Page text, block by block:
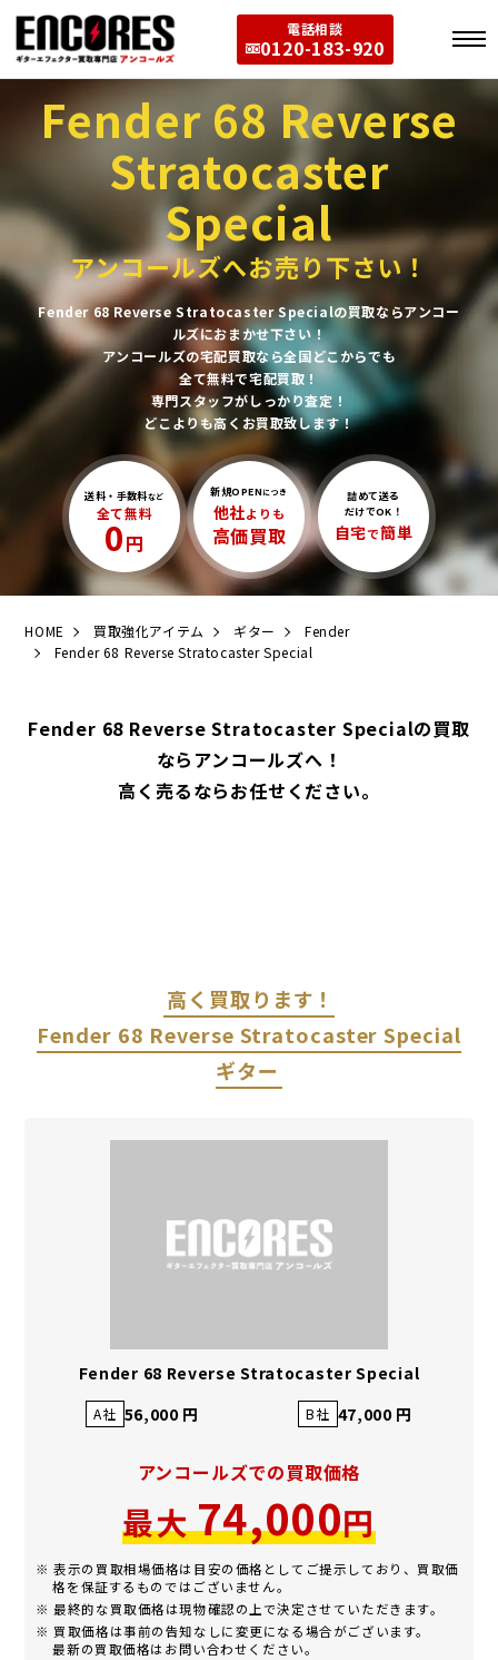
電話相談
0120-183-920
Fender 68 Reverse
Stratocaster
Special
アンコールズへお売り下さい！
Fender 68 Reverse Stratocaster Specialの買取ならアンコー
ルズにおまかせ下さい！
アンコールズの宅配買取なら全国どこからでも
全て無料で宅配買取！
専門スタッフがしっかり査定！
どこよりも高くお買取致します！
送料・手数料など
全て無料
0円
新規OPEN につき
他社よりも
高価買取
詰めて送る
だけでOK！
自宅で簡単
HOME 買取強化アイテム ギター
Fender
Fender 68 Reverse Stratocaster Special
Fender 68 Reverse Stratocaster Specialの買取
ならアンコールズへ！
高く売るならお任せください。
高く買取ります！
Fender 68 Reverse Stratocaster Special
ギター
Fender 68 Reverse Stratocaster Special
A社 56,000 円 B社 47,000 円
アンコールズでの買取価格
最大74,000円
※ 表示の買取相場価格は目安の価格としてご提示しており、買取価
格を保証するものではございません。
※ 最終的な買取価格は現物確認の上で決定させていただきます。
※ 買取価格は事前の告知なしに変更になる場合がございます。
最新の買取価格はお問い合わせください。